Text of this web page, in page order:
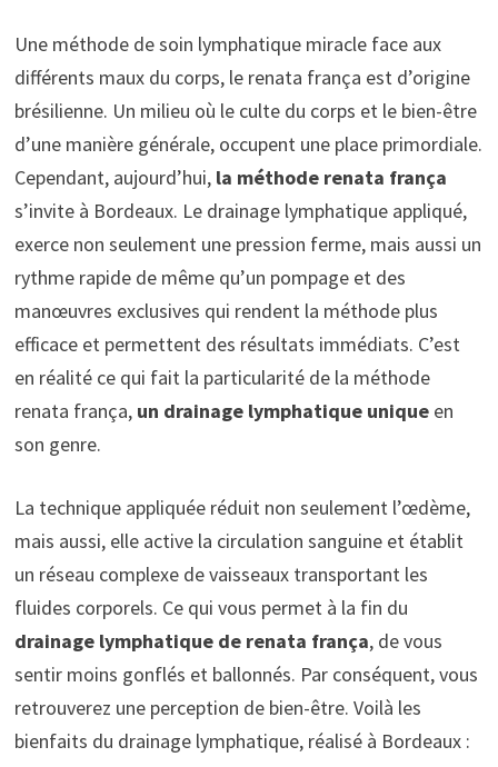
Une méthode de soin lymphatique miracle face aux
différents maux du corps, le renata frança est d’origine
brésilienne. Un milieu où le culte du corps et le bien-être
d’une manière générale, occupent une place primordiale.
Cependant, aujourd’hui, la méthode renata frança
s’invite à Bordeaux. Le drainage lymphatique appliqué,
exerce non seulement une pression ferme, mais aussi un
rythme rapide de même qu’un pompage et des
manœuvres exclusives qui rendent la méthode plus
efficace et permettent des résultats immédiats. C’est
en réalité ce qui fait la particularité de la méthode
renata frança, un drainage lymphatique uniqueen
son genre.
La technique appliquée réduit non seulement l’œdème,
mais aussi, elle active la circulation sanguine et établit
un réseau complexe de vaisseaux transportant les
fluides corporels. Ce qui vous permet à la fin du
drainage lymphatique de renata frança, de vous
sentir moins gonflés et ballonnés. Par conséquent, vous
retrouverez une perception de bien-être. Voilà les
bienfaits du drainage lymphatique, réalisé à Bordeaux :